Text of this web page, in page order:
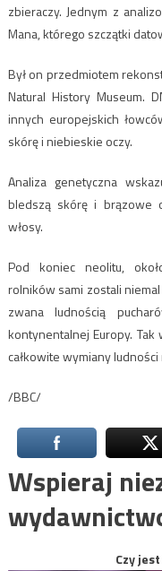
zbieraczy. Jednym z
Mana, którego szczątki
Był on przedmiotem
Natural History Museum.
innych europejskich
skórę i niebieskie oczy.
Analiza genetyczna
bledszą skórę i brązowe
włosy.
Pod koniec neolitu,
rolników sami zostali
zwana ludnością
kontynentalnej Europy.
całkowite wymiany
/BBC/
Wspieraj
Czy